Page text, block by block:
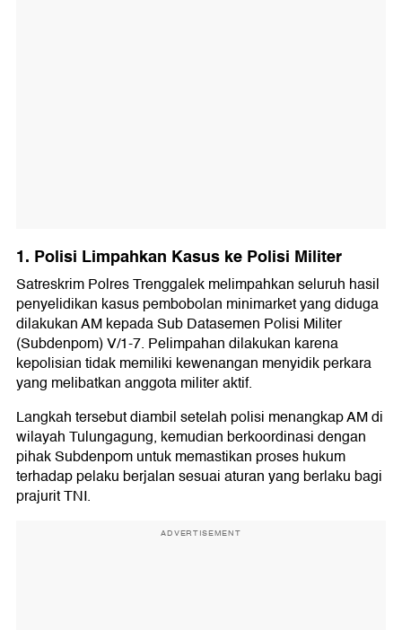
1. Polisi Limpahkan Kasus ke Polisi Militer
Satreskrim Polres Trenggalek melimpahkan seluruh hasil
penyelidikan kasus pembobolan minimarket yang diduga
dilakukan AM kepada Sub Datasemen Polisi Militer
(Subdenpom) V/1-7. Pelimpahan dilakukan karena
kepolisian tidak memiliki kewenangan menyidik perkara
yang melibatkan anggota militer aktif.
Langkah tersebut diambil setelah polisi menangkap AM di
wilayah Tulungagung, kemudian berkoordinasi dengan
pihak Subdenpom untuk memastikan proses hukum
terhadap pelaku berjalan sesuai aturan yang berlaku bagi
prajurit TNI.
ADVERTISEMENT